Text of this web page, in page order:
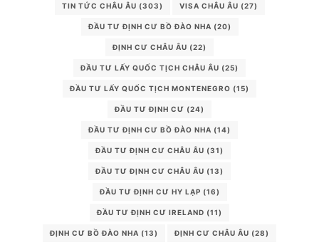
TIN TỨC CHÂU ÂU (303) VISA CHÂU ÂU (27)
ĐẦU TƯ ĐỊNH CƯ BỒ ĐÀO NHA (20)
ĐỊNH CƯ CHÂU ÂU (22)
ĐẦU TƯ LẤY QUỐC TỊCH CHÂU ÂU (25)
ĐẦU TƯ LẤY QUỐC TỊCH MONTENEGRO (15)
ĐẦU TƯ ĐỊNH CƯ (24)
ĐẦU TƯ ĐỊNH CƯ BỒ ĐÀO NHA (14)
ĐẦU TƯ ĐỊNH CƯ CHÂU ÂU (31)
ĐẦU TƯ ĐỊNH CƯ CHÂU ÂU (13)
ĐẦU TƯ ĐỊNH CƯ HY LẠP (16)
ĐẦU TƯ ĐỊNH CƯ IRELAND (11)
ĐỊNH CƯ BỒ ĐÀO NHA (13) ĐỊNH CƯ CHÂU ÂU (28)